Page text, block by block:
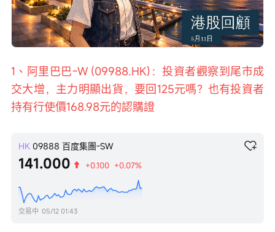
取
消
靜
Loaded:
0%
Progress:
0%
播
放
1、阿里巴巴-W (09988.HK)：投資者觀察到尾市成
交大增，主力明顯出貨，要回125元嗎？也有投資者
持有行使價168.98元的認購證
HK 09888 百度集團-SW
141.000 +0.100 +0.07%
交易中 05/12 01:43